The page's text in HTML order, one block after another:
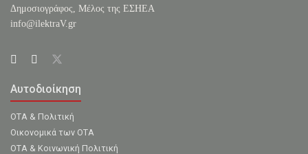
Δημοσιογράφος, Μέλος της ΕΣHΕΑ
info@ilektraV.gr
Αυτοδιοίκηση
ΟΤΑ & Πολιτική
Οικονομικά των ΟΤΑ
ΟΤΑ & Κοινωνική Πολιτική